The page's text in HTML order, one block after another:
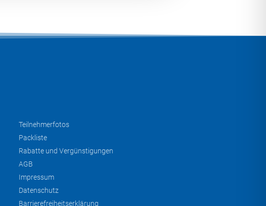
Teilnehmerfotos
Packliste
Rabatte und Vergünstigungen
AGB
Impressum
Datenschutz
Barrierefreiheitserklärung